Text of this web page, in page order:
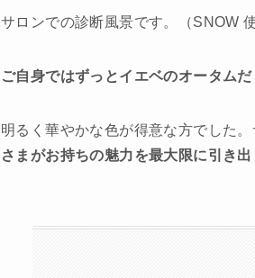
サロンでの診断風景です。（SNOW
ご自身ではずっとイエベのオータム
明るく華やかな色が得意な方でした
さまがお持ちの魅力を最大限に引き出